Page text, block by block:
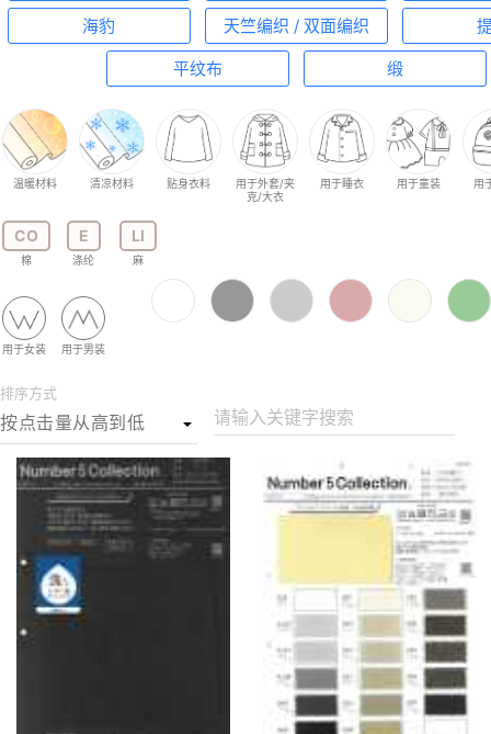
海豹 天竺编织 / 双面编织
平纹布 缎
温暖材料 清凉材料 贴身衣料
用于外套/夹
克/大衣
用于睡衣 用于童装 用
CO
棉
E
涤纶
LI
麻
用于女装 用于男装
排序方式
请输入关键字搜索